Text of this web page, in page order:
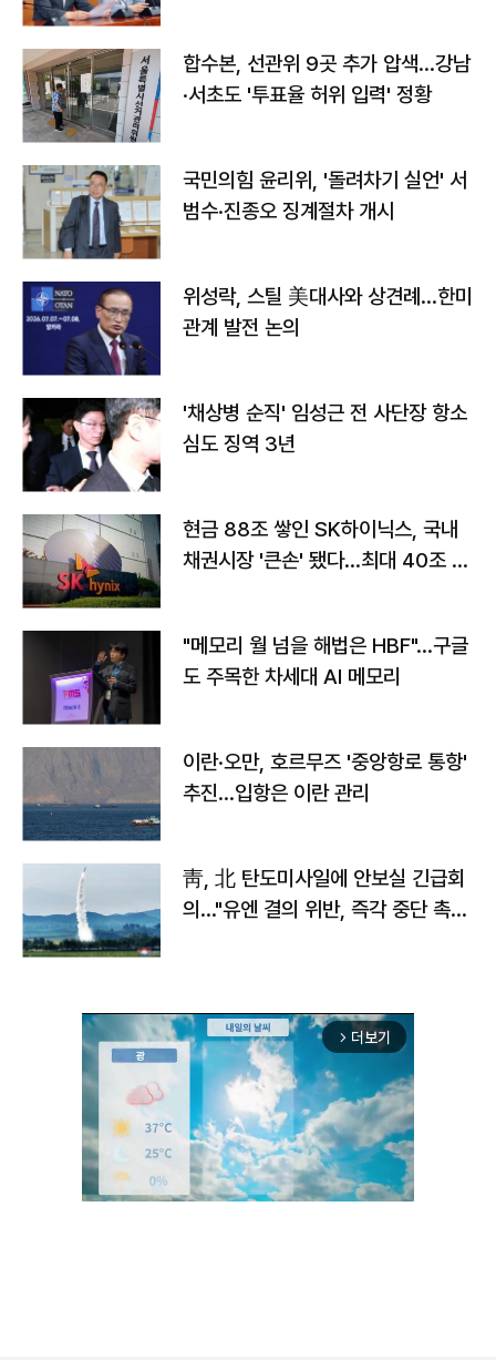
합수본, 선관위 9곳 추가 압색…강남
·서초도 '투표율 허위 입력' 정황
국민의힘 윤리위, '돌려차기 실언' 서
범수·진종오 징계절차 개시
위성락, 스틸 美대사와 상견례…한미
관계 발전 논의
'채상병 순직' 임성근 전 사단장 항소
심도 징역 3년
현금 88조 쌓인 SK하이닉스, 국내
채권시장 '큰손' 됐다…최대 40조 투
"메모리 월 넘을 해법은 HBF"…구글
도 주목한 차세대 AI 메모리
이란·오만, 호르무즈 '중앙항로 통항'
추진…입항은 이란 관리
靑, 北 탄도미사일에 안보실 긴급회
의…"유엔 결의 위반, 즉각 중단 촉
arrow_forward_ios 더보기